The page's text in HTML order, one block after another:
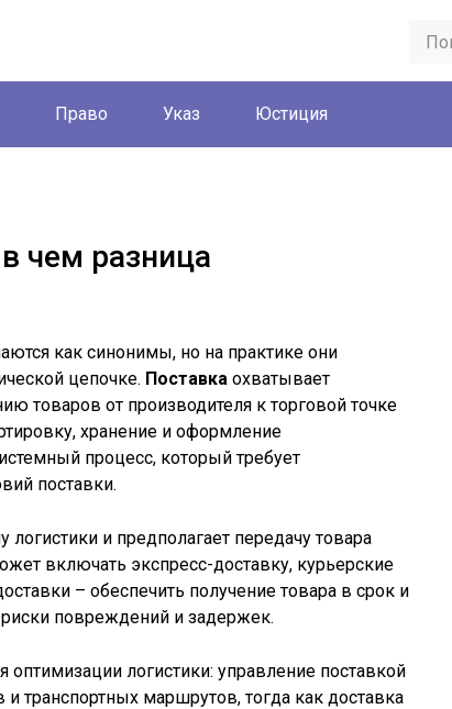
Право Указ Юстиция
чем разница
как синонимы, но на практике они
цепочке. Поставка охватывает
товаров от производителя к торговой точке
хранение и оформление
процесс, который требует
поставки.
логистики и предполагает передачу товара
включать экспресс-доставку, курьерские
– обеспечить получение товара в срок и
повреждений и задержек.
логистики: управление поставкой
транспортных маршрутов, тогда как доставка